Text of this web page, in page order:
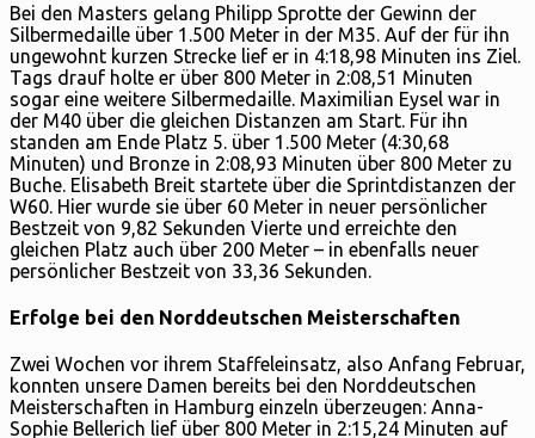
Bei den Masters gelang Philipp Sprotte der Gewinn der
Silbermedaille über 1.500 Meter in der M35. Auf der für ihn
ungewohnt kurzen Strecke lief er in 4:18,98 Minuten ins Ziel.
Tags drauf holte er über 800 Meter in 2:08,51 Minuten
sogar eine weitere Silbermedaille. Maximilian Eysel war in
der M40 über die gleichen Distanzen am Start. Für ihn
standen am Ende Platz 5. über 1.500 Meter (4:30,68
Minuten) und Bronze in 2:08,93 Minuten über 800 Meter zu
Buche. Elisabeth Breit startete über die Sprintdistanzen der
W60. Hier wurde sie über 60 Meter in neuer persönlicher
Bestzeit von 9,82 Sekunden Vierte und erreichte den
gleichen Platz auch über 200 Meter – in ebenfalls neuer
persönlicher Bestzeit von 33,36 Sekunden.
Erfolge bei den Norddeutschen Meisterschaften
Zwei Wochen vor ihrem Staffeleinsatz, also Anfang Februar,
konnten unsere Damen bereits bei den Norddeutschen
Meisterschaften in Hamburg einzeln überzeugen: Anna-
Sophie Bellerich lief über 800 Meter in 2:15,24 Minuten auf